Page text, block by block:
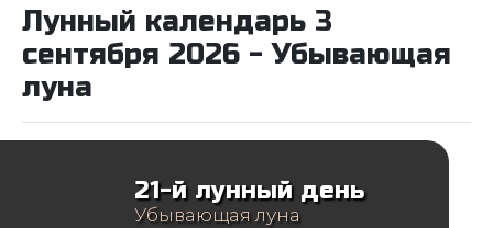
Лунный календарь 3
сентября 2026 - Убывающая
луна
21-й лунный день
Убывающая луна